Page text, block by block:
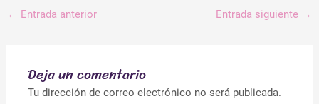
← Entrada anterior Entrada siguiente →
Deja un comentario
Tu dirección de correo electrónico no será publicada.